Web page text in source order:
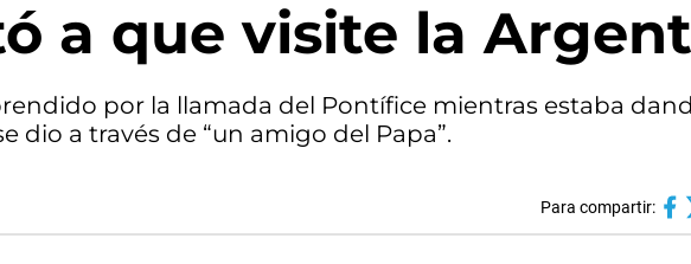
a que visite la
por la llamada del Pontífice mientras estaba
dio a través de “un amigo del Papa”.
Para compartir: